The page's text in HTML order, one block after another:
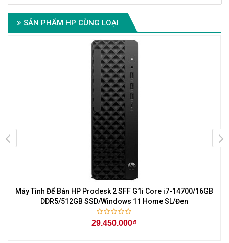
SẢN PHẨM HP CÙNG LOẠI
Máy Tính Để Bàn HP Prodesk 2 SFF G1i Core i7-14700/16GB
DDR5/512GB SSD/Windows 11 Home SL/Đen
29.450.000₫